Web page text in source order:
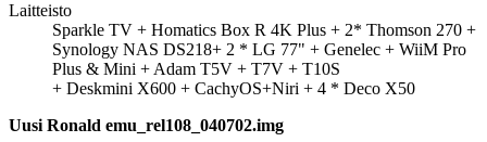
Laitteisto
Sparkle TV + Homatics Box R 4K Plus + 2* Thomson 270 +
Synology NAS DS218+ 2 * LG 77" + Genelec + WiiM Pro
Plus & Mini + Adam T5V + T7V + T10S
+ Deskmini X600 + CachyOS+Niri + 4 * Deco X50
Uusi Ronald emu_rel108_040702.img